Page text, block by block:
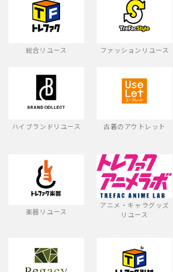
総合リユース ファッションリユース
ハイブランドリユース 古着のアウトレット
楽器リユース
アニメ・キャラグッズ
リユース